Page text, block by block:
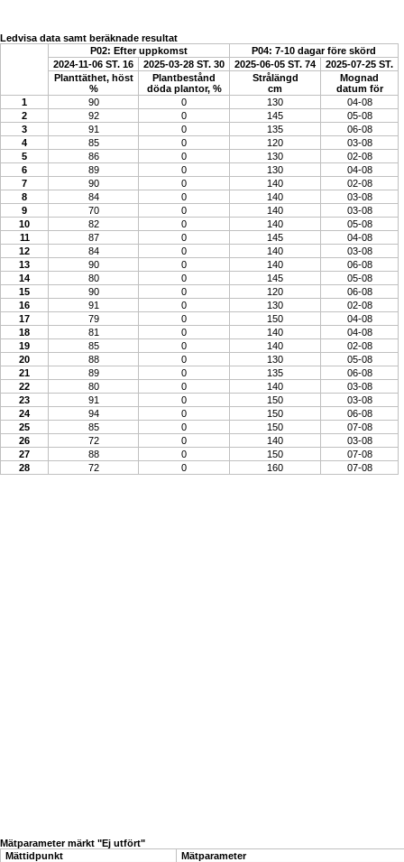
Ledvisa data samt beräknade resultat
P02: Efter uppkomst
P04: 7-10 dagar före skörd
2024-11-06 ST. 16
2025-03-28 ST. 30 2025-06-05 ST. 74
2025-07-25 ST.
Planttäthet, höst
%
Plantbestånd
döda plantor, %
Strålängd
cm
Mognad
datum för
1
90 0 130
04-08
2
92 0 145
05-08
3
91 0 135
06-08
4
85 0 120
03-08
5
86 0 130
02-08
6
89 0 130
04-08
7
90 0 140
02-08
8
84 0 140
03-08
9
70 0 140
03-08
10
82 0 140
05-08
11
87 0 145
04-08
12
84 0 140
03-08
13
90 0 140
06-08
14
80 0 145
05-08
15
90 0 120
06-08
16
91 0 130
02-08
17
79 0 150
04-08
18
81 0 140
04-08
19
85 0 140
02-08
20
88 0 130
05-08
21
89 0 135
06-08
22
80 0 140
03-08
23
91 0 150
03-08
24
94 0 150
06-08
25
85 0 150
07-08
26
72 0 140
03-08
27
88 0 150
07-08
28
72 0 160 07-08
Mätparameter märkt "Ej utfört"
Mättidpunkt
Mätparameter